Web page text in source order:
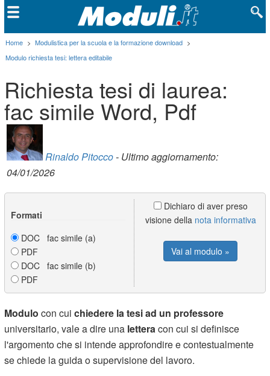
Home > Modulistica per la scuola e la formazione download >
Modulo richiesta tesi: lettera editabile
Richiesta tesi di laurea:
fac simile Word, Pdf
Rinaldo Pitocco- Ultimo aggiornamento:
04/01/2026
Formati
DOC fac simile (a)
PDF
DOC fac simile (b)
PDF
Dichiaro di aver preso
visione della nota informativa
Vai al modulo »
Modulocon cuichiedere la tesi ad un professore
universitario, vale a dire una letteracon cui si definisce
l'argomento che si intende approfondire e contestualmente
se chiede la guida o supervisione del lavoro.